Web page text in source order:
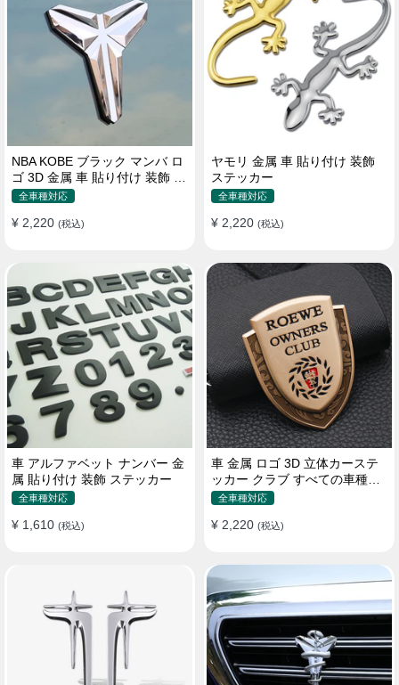
NBA KOBE ブラック マンバ ロ
ゴ 3D 金属 車 貼り付け 装飾 ス
テッカー
全車種対応
¥ 2,220 (税込)
ヤモリ 金属 車 貼り付け 装飾
ステッカー
全車種対応
¥ 2,220 (税込)
車 アルファベット ナンバー 金
属 貼り付け 装飾 ステッカー
全車種対応
¥ 1,610 (税込)
車 金属 ロゴ 3D 立体カーステ
ッカー クラブ すべての車種対
応 カスタム サイドポスト
全車種対応
¥ 2,220 (税込)